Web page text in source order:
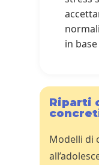
in
Riparti
Modelli di